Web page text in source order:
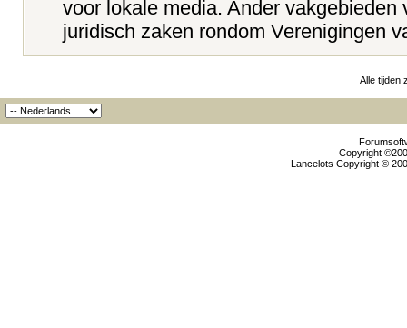
voor lokale media. Ander vakgebieden
juridisch zaken rondom Verenigingen
Alle tijden
Copyright
Lancelots Copyright ©